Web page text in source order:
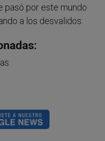
pasó por este mundo
a los desvalidos.